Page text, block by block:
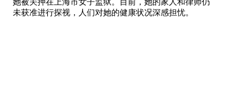
未获准进⾏探视，⼈们对她的健康状况深感担忧。